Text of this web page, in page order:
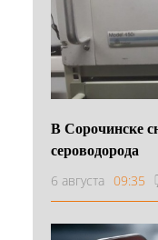
В Сорочинске
сероводорода
6 августа 09:35